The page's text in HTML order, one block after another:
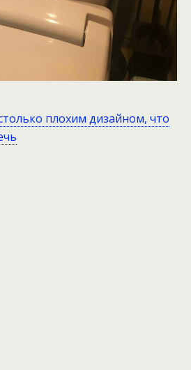
плохим дизайном, что